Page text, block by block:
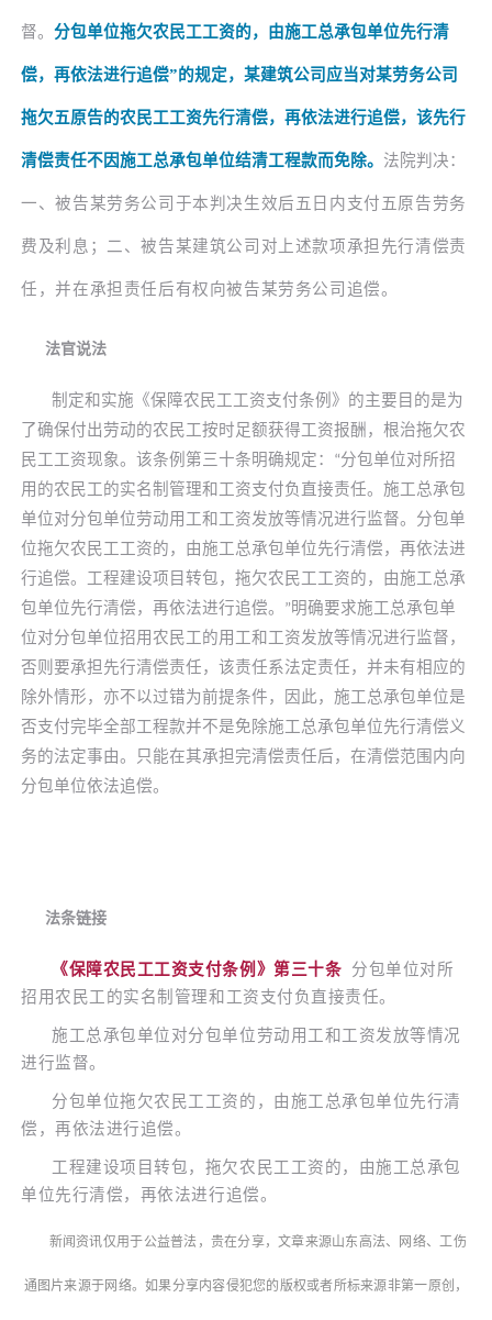
督。分包单位拖欠农民工工资的，由施工总承包单位先行清
偿，再依法进行追偿”的规定，某建筑公司应当对某劳务公司
拖欠五原告的农民工工资先行清偿，再依法进行追偿，该先行
清偿责任不因施工总承包单位结清工程款而免除。 法院判决：
一、被告某劳务公司于本判决生效后五日内支付五原告劳务
费及利息；二、被告某建筑公司对上述款项承担先行清偿责
任，并在承担责任后有权向被告某劳务公司追偿。
法官说法
制定和实施《保障农民工工资支付条例》的主要目的是为
了确保付出劳动的农民工按时足额获得工资报酬，根治拖欠农
民工工资现象。该条例第三十条明确规定： “分包单位对所招
用的农民工的实名制管理和工资支付负直接责任。施工总承包
单位对分包单位劳动用工和工资发放等情况进行监督。分包单
位拖欠农民工工资的，由施工总承包单位先行清偿，再依法进
行追偿。工程建设项目转包，拖欠农民工工资的，由施工总承
包单位先行清偿，再依法进行追偿。 ”明确要求施工总承包单
位对分包单位招用农民工的用工和工资发放等情况进行监督，
否则要承担先行清偿责任，该责任系法定责任，并未有相应的
除外情形，亦不以过错为前提条件，因此，施工总承包单位是
否支付完毕全部工程款并不是免除施工总承包单位先行清偿义
务的法定事由。只能在其承担完清偿责任后，在清偿范围内向
分包单位依法追偿。
法条链接
《保障农民工工资支付条例》第三十条
分包单位对所
招用农民工的实名制管理和工资支付负直接责任。
施工总承包单位对分包单位劳动用工和工资发放等情况
进行监督。
分包单位拖欠农民工工资的，由施工总承包单位先行清
偿，再依法进行追偿。
工程建设项目转包，拖欠农民工工资的，由施工总承包
单位先行清偿，再依法进行追偿。
新闻资讯仅用于公益普法，贵在分享，文章来源山东高法、网络、工伤
通图片来源于网络。如果分享内容侵犯您的版权或者所标来源非第一原创，